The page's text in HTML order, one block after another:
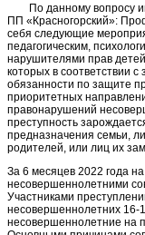
По данному вопросу
ПП «Красногорский»:
себя следующие
педагогическим,
нарушителями прав
которых в соответствии
обязанности по защите
приоритетных
правонарушений
преступность
предназначения семьи,
родителей, или лиц их
За 6 месяцев 2022 года
несовершеннолетними
Участниками
несовершеннолетних 16-
несовершеннолетние на